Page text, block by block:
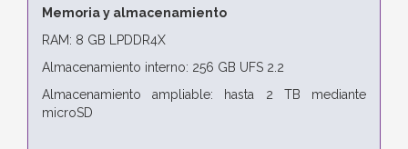
Memoria y almacenamiento
RAM: 8 GB LPDDR4X
Almacenamiento interno: 256 GB UFS 2.2
Almacenamiento ampliable: hasta 2 TB mediante
microSD